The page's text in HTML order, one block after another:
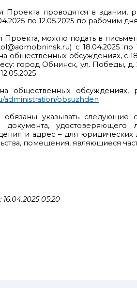
Проекта проводятся в
по 12.05.2025 по рабочим
можно подать в
с 18.04.2025
обсуждениях, с
город Обнинск, ул. Победы,
общественных
administration/obsuzhden
указывать
документа,
и адрес – для
помещения, являющиеся
05:20